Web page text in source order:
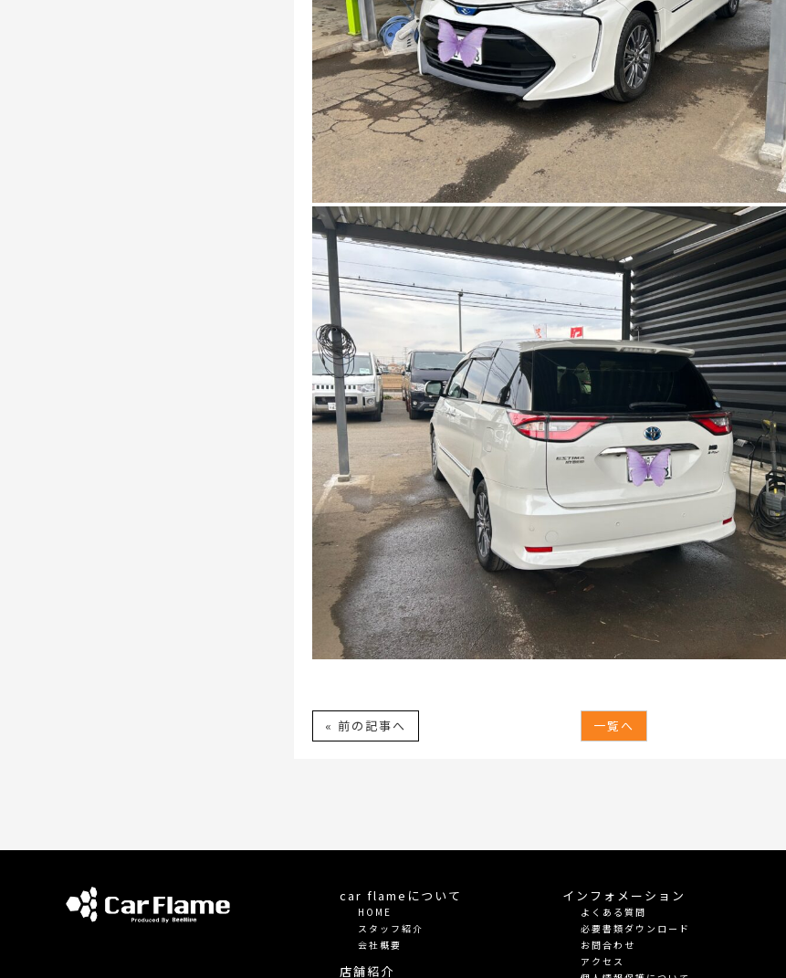
« 前の記事へ 一覧へ
car flameについて
HOME
スタッフ紹介
会社概要
店舗紹介
インフォメーション
よくある質問
必要書類ダウンロード
お問合わせ
アクセス